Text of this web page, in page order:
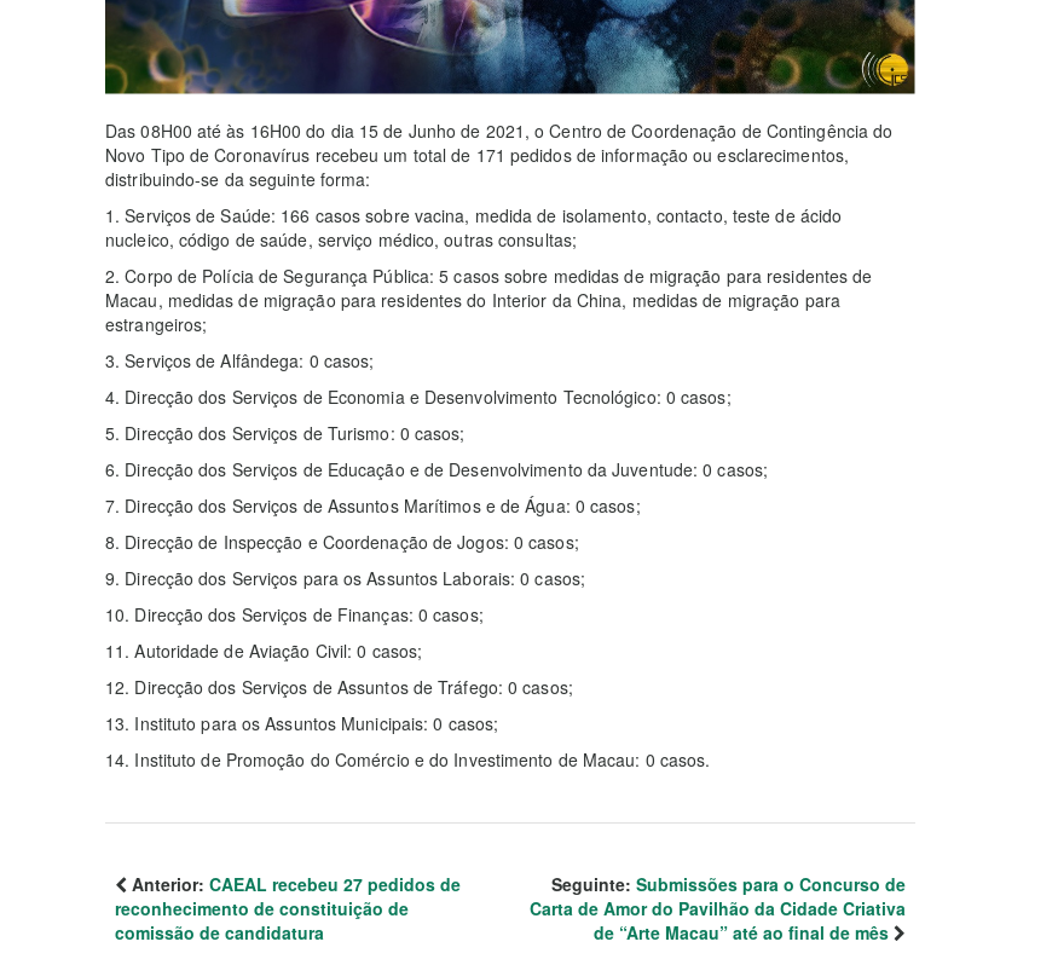
Das 08H00 até às 16H00 do dia 15 de Junho de 2021, o Centro de Coordenação de Contingência do
Novo Tipo de Coronavírus recebeu um total de 171 pedidos de informação ou esclarecimentos,
distribuindo-se da seguinte forma:
1. Serviços de Saúde: 166 casos sobre vacina, medida de isolamento, contacto, teste de ácido
nucleico, código de saúde, serviço médico, outras consultas;
2. Corpo de Polícia de Segurança Pública: 5 casos sobre medidas de migração para residentes de
Macau, medidas de migração para residentes do Interior da China, medidas de migração para
estrangeiros;
3. Serviços de Alfândega: 0 casos;
4. Direcção dos Serviços de Economia e Desenvolvimento Tecnológico: 0 casos;
5. Direcção dos Serviços de Turismo: 0 casos;
6. Direcção dos Serviços de Educação e de Desenvolvimento da Juventude: 0 casos;
7. Direcção dos Serviços de Assuntos Marítimos e de Água: 0 casos;
8. Direcção de Inspecção e Coordenação de Jogos: 0 casos;
9. Direcção dos Serviços para os Assuntos Laborais: 0 casos;
10. Direcção dos Serviços de Finanças: 0 casos;
11. Autoridade de Aviação Civil: 0 casos;
12. Direcção dos Serviços de Assuntos de Tráfego: 0 casos;
13. Instituto para os Assuntos Municipais: 0 casos;
14. Instituto de Promoção do Comércio e do Investimento de Macau: 0 casos.
Anterior: CAEAL recebeu 27 pedidos de
reconhecimento de constituição de
comissão de candidatura
Seguinte: Submissões para o Concurso de
Carta de Amor do Pavilhão da Cidade Criativa
de “Arte Macau” até ao final de mês